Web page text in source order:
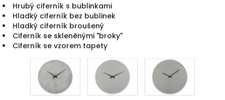
Hrubý ciferník s bublinkami
Hladký ciferník bez bublinek
Hladký ciferník broušený
Ciferník se skleněnými "broky"
Ciferník se vzorem tapety